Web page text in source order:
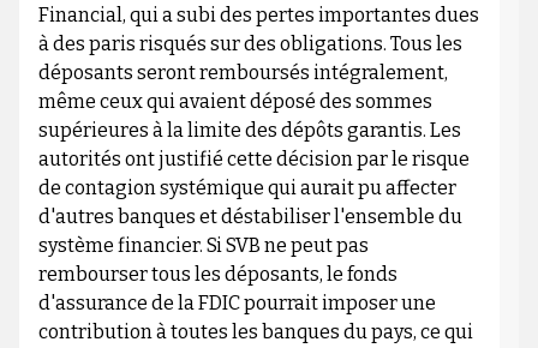
Financial, qui a subi des pertes importantes dues
à des paris risqués sur des obligations. Tous les
déposants seront remboursés intégralement,
même ceux qui avaient déposé des sommes
supérieures à la limite des dépôts garantis. Les
autorités ont justifié cette décision par le risque
de contagion systémique qui aurait pu affecter
d'autres banques et déstabiliser l'ensemble du
système financier. Si SVB ne peut pas
rembourser tous les déposants, le fonds
d'assurance de la FDIC pourrait imposer une
contribution à toutes les banques du pays, ce qui